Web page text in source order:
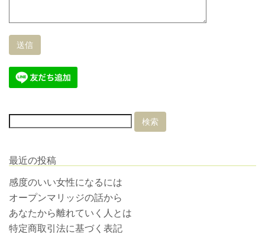
最近の投稿
感度のいい女性になるには
オープンマリッジの話から
あなたから離れていく人とは
特定商取引法に基づく表記